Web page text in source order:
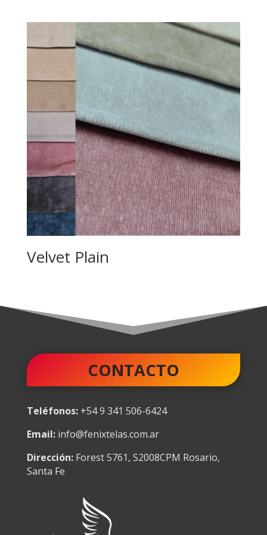
Velvet Plain
CONTACTO
Teléfonos: +54 9 341 506-6424
Email: info@fenixtelas.com.ar
Dirección: Forest 5761, S2008CPM Rosario,
Santa Fe